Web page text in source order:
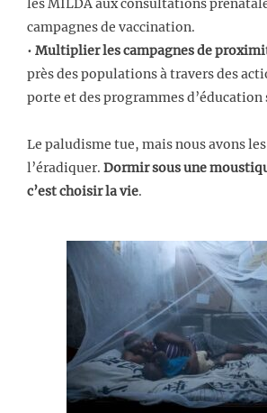
les MILDA aux consultations
campagnes de vaccination.
• Multiplier les campagnes de
près des populations à travers des
porte et des programmes d’éducation
Le paludisme tue, mais nous avons
l’éradiquer. Dormir sous une
c’est choisir la vie.